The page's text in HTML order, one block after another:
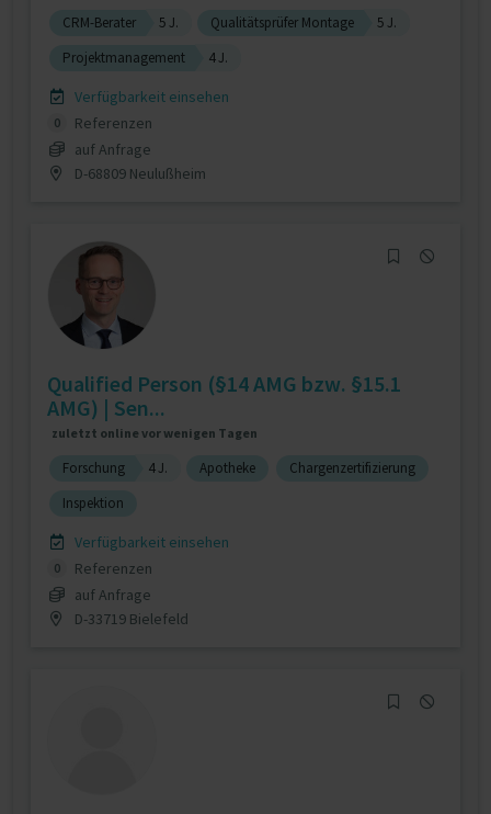
CRM-Berater 5 J. Qualitätsprüfer Montage
5 J.
Projektmanagement
4 J.
Verfügbarkeit einsehen
0
Referenzen
auf Anfrage
D-68809 Neulußheim
Qualified Person (§14 AMG bzw. §15.1
AMG) | Sen...
zuletzt online vor wenigen Tagen
Forschung 4 J. Apotheke
Chargenzertifizierung
Inspektion
Verfügbarkeit einsehen
0
Referenzen
auf Anfrage
D-33719 Bielefeld